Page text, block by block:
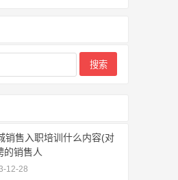
销售入职培训什么内容(对
的销售人
12-28